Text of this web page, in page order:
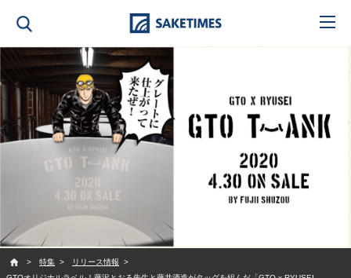
特集
リリース情報